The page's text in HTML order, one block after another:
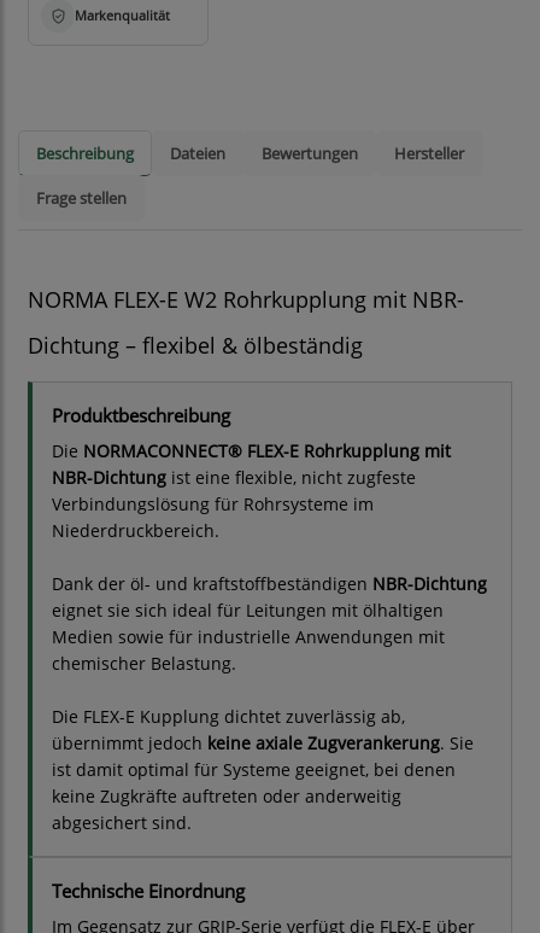
Beschreibung Dateien Bewertungen Hersteller
Frage stellen
NORMA FLEX-E W2 Rohrkupplung mit NBR-
Dichtung – flexibel & ölbeständig
Produktbeschreibung
Die NORMACONNECT® FLEX-E Rohrkupplung mit
NBR-Dichtung ist eine flexible, nicht zugfeste
Verbindungslösung für Rohrsysteme im
Niederdruckbereich.
Dank der öl- und kraftstoffbeständigen NBR-Dichtung
eignet sie sich ideal für Leitungen mit ölhaltigen
Medien sowie für industrielle Anwendungen mit
chemischer Belastung.
Die FLEX-E Kupplung dichtet zuverlässig ab,
übernimmt jedoch keine axiale Zugverankerung. Sie
ist damit optimal für Systeme geeignet, bei denen
keine Zugkräfte auftreten oder anderweitig
abgesichert sind.
Technische Einordnung
Im Gegensatz zur GRIP-Serie verfügt die FLEX-E über